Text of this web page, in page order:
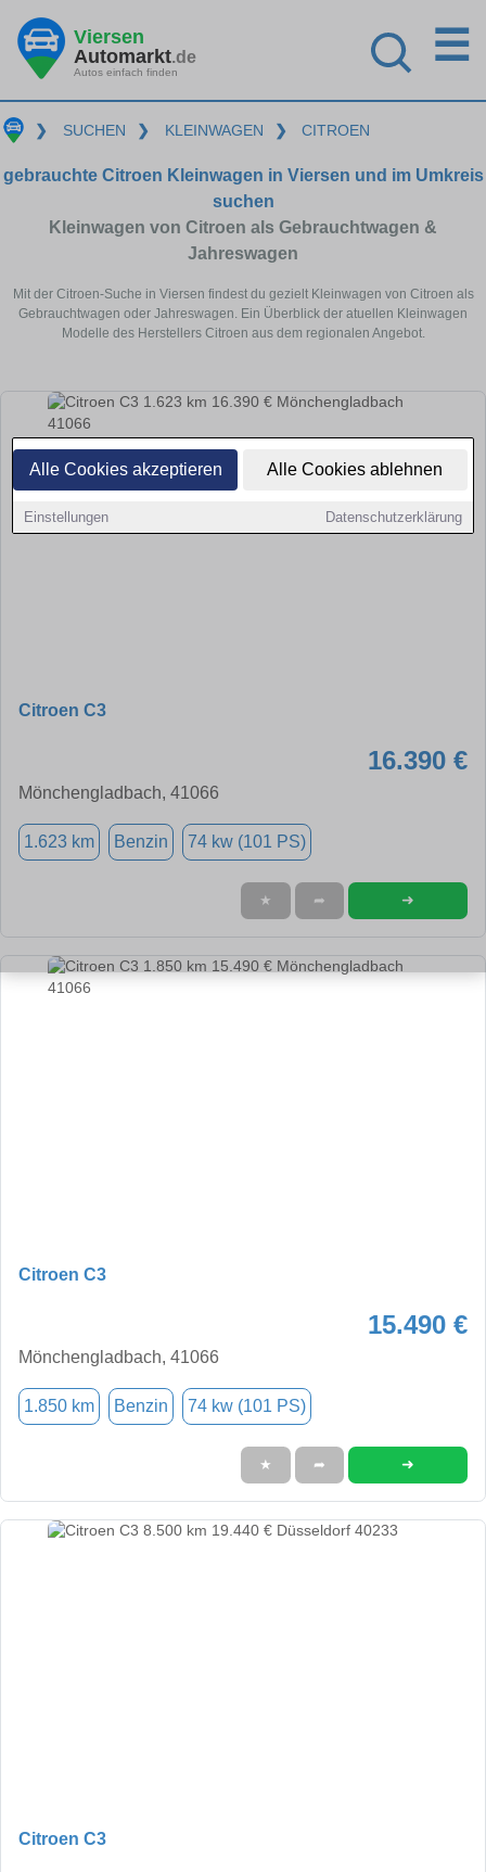
Alle Cookies akzeptieren Alle Cookies ablehnen
Einstellungen Datenschutzerklärung
Viersen
Automarkt.de
Autos einfach finden
☰
❯ SUCHEN ❯ KLEINWAGEN ❯ CITROEN
gebrauchte Citroen Kleinwagen in Viersen und im Umkreis
suchen
Kleinwagen von Citroen als Gebrauchtwagen &
Jahreswagen
Mit der Citroen-Suche in Viersen findest du gezielt Kleinwagen von Citroen als
Gebrauchtwagen oder Jahreswagen. Ein Überblick der atuellen Kleinwagen
Modelle des Herstellers Citroen aus dem regionalen Angebot.
Citroen C3
16.390 €
Mönchengladbach, 41066
1.623 km Benzin 74 kw (101 PS)
★ ➦ ➜
Citroen C3
15.490 €
Mönchengladbach, 41066
1.850 km Benzin 74 kw (101 PS)
★ ➦ ➜
Citroen C3